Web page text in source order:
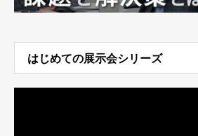
はじめての展示会シリーズ